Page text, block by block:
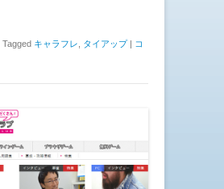
Tagged キャラフレ タイアップ | コ